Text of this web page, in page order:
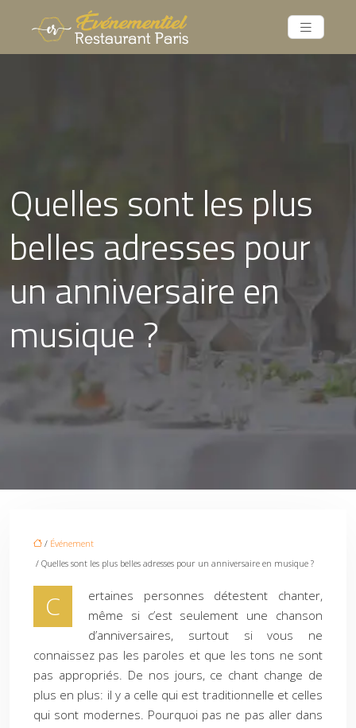
Quelles sont les plus
belles adresses pour
un anniversaire en
musique ?
/ Événement
/ Quelles sont les plus belles adresses pour un anniversaire en musique ?
C
ertaines personnes détestent chanter,
même si c’est seulement une chanson
d’anniversaires, surtout si vous ne
connaissez pas les paroles et que les tons ne sont
pas appropriés. De nos jours, ce chant change de
plus en plus: il y a celle qui est traditionnelle et celles
qui sont modernes. Pourquoi pas ne pas aller dans